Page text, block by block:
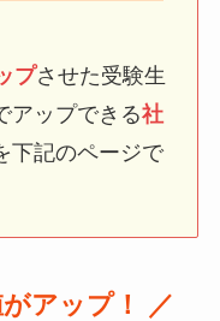
プさせた受験生
アップできる社
下記のページで
アップ！ ／